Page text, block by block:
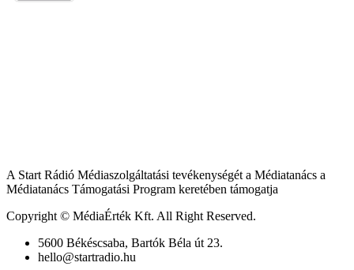
A Start Rádió Médiaszolgáltatási tevékenységét a Médiatanács a
Médiatanács Támogatási Program keretében támogatja
Copyright © MédiaÉrték Kft. All Right Reserved.
5600 Békéscsaba, Bartók Béla út 23.
hello@startradio.hu